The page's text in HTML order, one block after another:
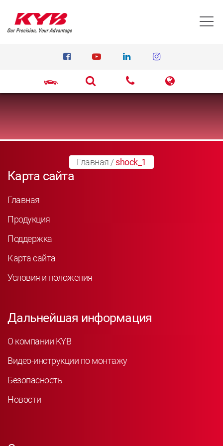
Главная /shock_1
Карта сайта
Главная
Продукция
Поддержка
Карта сайта
Условия и положения
Дальнейшая информация
О компании KYB
Видео-инструкции по монтажу
Безопасность
Новости